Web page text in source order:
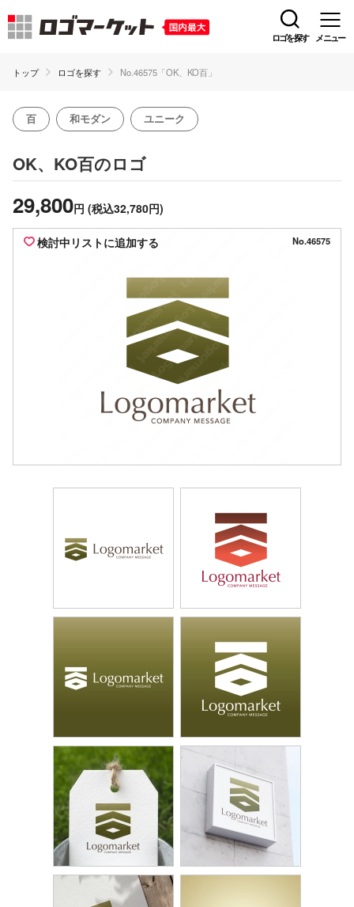
ロゴを探す メニュー
トップ ロゴを探す No.46575「OK、KO百」
百 和モダン ユニーク
OK、KO百のロゴ
29,800円 (税込32,780円)
検討中リストに追加する No.46575